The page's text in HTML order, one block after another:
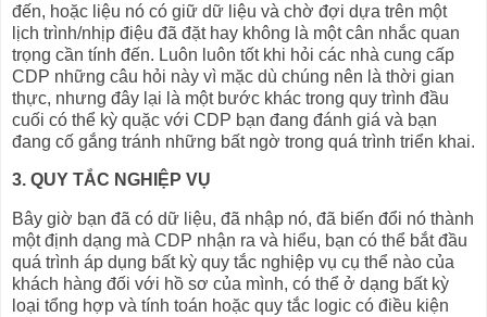
đến, hoặc liệu nó có giữ dữ liệu và chờ đợi dựa trên một
lịch trình/nhịp điệu đã đặt hay không là một cân nhắc quan
trọng cần tính đến. Luôn luôn tốt khi hỏi các nhà cung cấp
CDP những câu hỏi này vì mặc dù chúng nên là thời gian
thực, nhưng đây lại là một bước khác trong quy trình đầu
cuối có thể kỳ quặc với CDP bạn đang đánh giá và bạn
đang cố gắng tránh những bất ngờ trong quá trình triển khai.
3. QUY TẮC NGHIỆP VỤ
Bây giờ bạn đã có dữ liệu, đã nhập nó, đã biến đổi nó thành
một định dạng mà CDP nhận ra và hiểu, bạn có thể bắt đầu
quá trình áp dụng bất kỳ quy tắc nghiệp vụ cụ thể nào của
khách hàng đối với hồ sơ của mình, có thể ở dạng bất kỳ
loại tổng hợp và tính toán hoặc quy tắc logic có điều kiện